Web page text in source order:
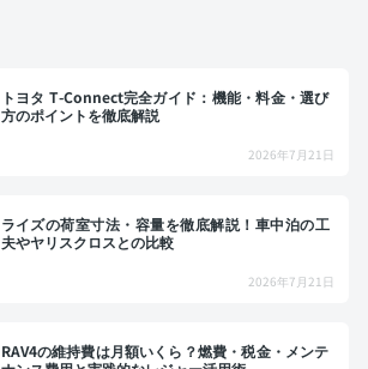
トヨタ T-Connect完全ガイド：機能・料金・選び
方のポイントを徹底解説
2026年7月21日
ライズの荷室寸法・容量を徹底解説！車中泊の工
夫やヤリスクロスとの比較
2026年7月21日
RAV4の維持費は月額いくら？燃費・税金・メンテ